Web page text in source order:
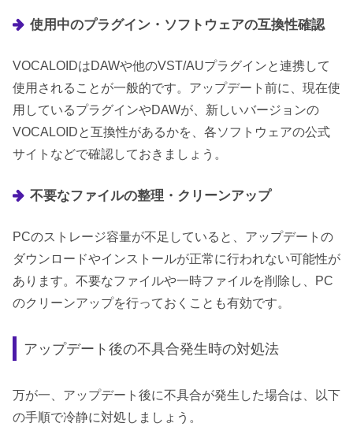
使用中のプラグイン・ソフトウェアの互換性確認
VOCALOIDはDAWや他のVST/AUプラグインと連携して
使用されることが一般的です。アップデート前に、現在使
用しているプラグインやDAWが、新しいバージョンの
VOCALOIDと互換性があるかを、各ソフトウェアの公式
サイトなどで確認しておきましょう。
不要なファイルの整理・クリーンアップ
PCのストレージ容量が不足していると、アップデートの
ダウンロードやインストールが正常に行われない可能性が
あります。不要なファイルや一時ファイルを削除し、PC
のクリーンアップを行っておくことも有効です。
アップデート後の不具合発生時の対処法
万が一、アップデート後に不具合が発生した場合は、以下
の手順で冷静に対処しましょう。